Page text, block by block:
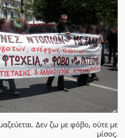
Δεν ζω με φόβο, ούτε με
μίσος.